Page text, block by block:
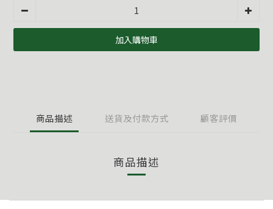
加入購物車
商品描述 送貨及付款方式 顧客評價
商品描述